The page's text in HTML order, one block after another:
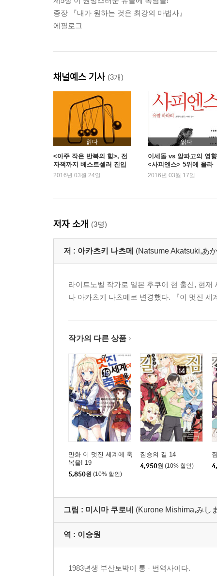
종장 『내가 원하는 것은 최강의 마법사』
에필로그
채널예스 기사 (3개)
읽다
<아주 작은 반복의 힘>, 전
자책까지 베스트셀러 진입
2016년 03월 24일
읽다
이세돌 vs 알파고의 영
<사피엔스> 5위에 올라
2016년 03월 17일
저자 소개 (3명)
저 : 아카츠키 나츠메 (Natsume Akatsuki,あ
라이트노벨 작가로 일본 후쿠이 현 출신, 현
나 아카츠키 나츠메로 변경했다. 『이 멋진
작가의 다른 상품
만화 이 멋진 세계에 축
복을! 19
5,850원 (10% 할인)
짐승의 길 14
4,950원 (10% 할인)
그림 : 미시마 쿠로네 (Kurone Mishima,みし
역 : 이승원
1983년생 부산토박이 통 · 번역사이다.